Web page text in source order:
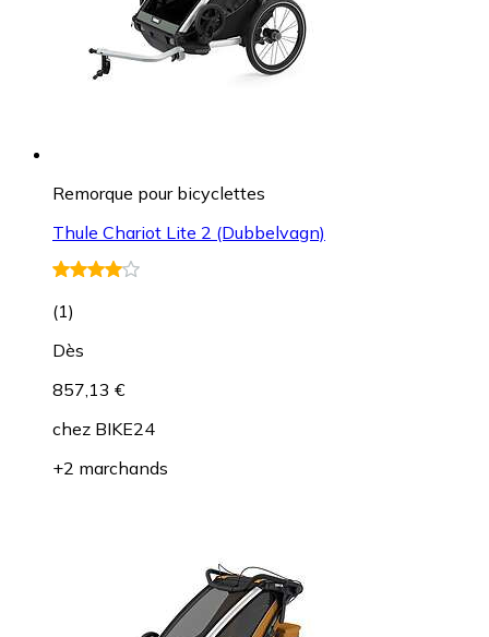
Remorque pour bicyclettes
Thule Chariot Lite 2 (Dubbelvagn)
(1)
Dès
857,13 €
chez BIKE24
+2 marchands